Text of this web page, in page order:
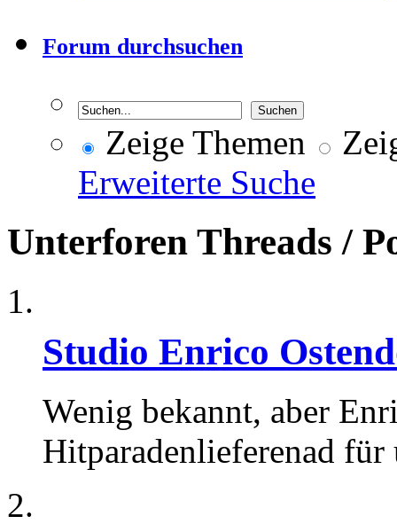
Forum durchsuchen
Zeige Themen
Erweiterte Suche
Unterforen Threads /
Studio Enrico
Wenig bekannt, aber
Hitparadenlieferenad für